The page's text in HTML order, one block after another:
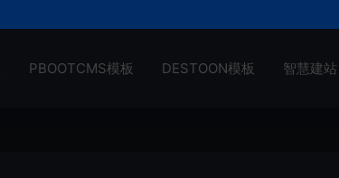
PBOOTCMS模板 DESTOON模板 智慧建站